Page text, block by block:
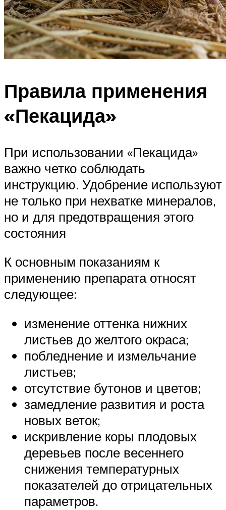
Правила применения
«Пекацида»
При использовании «Пекацида»
важно четко соблюдать
инструкцию. Удобрение используют
не только при нехватке минералов,
но и для предотвращения этого
состояния
К основным показаниям к
применению препарата относят
следующее:
изменение оттенка нижних
листьев до желтого окраса;
побледнение и измельчание
листьев;
отсутствие бутонов и цветов;
замедление развития и роста
новых веток;
искривление коры плодовых
деревьев после весеннего
снижения температурных
показателей до отрицательных
параметров.